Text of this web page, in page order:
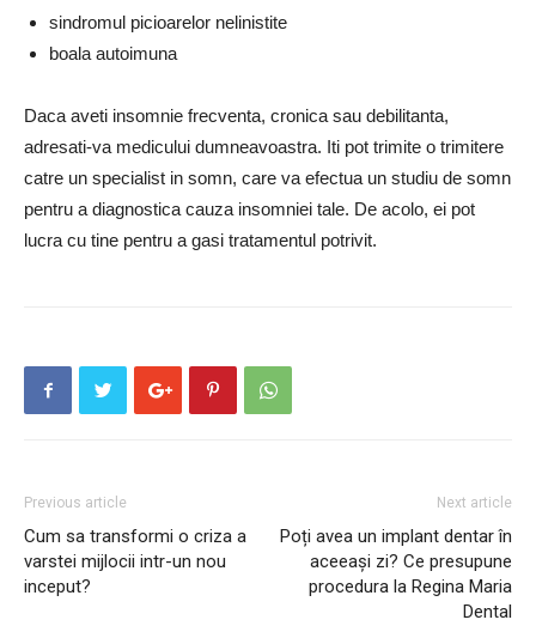
sindromul picioarelor nelinistite
boala autoimuna
Daca aveti insomnie frecventa, cronica sau debilitanta,
adresati-va medicului dumneavoastra. Iti pot trimite o trimitere
catre un specialist in somn, care va efectua un studiu de somn
pentru a diagnostica cauza insomniei tale. De acolo, ei pot
lucra cu tine pentru a gasi tratamentul potrivit.
Previous article
Cum sa transformi o criza a
varstei mijlocii intr-un nou
inceput?
Next article
Poți avea un implant dentar în
aceeași zi? Ce presupune
procedura la Regina Maria
Dental